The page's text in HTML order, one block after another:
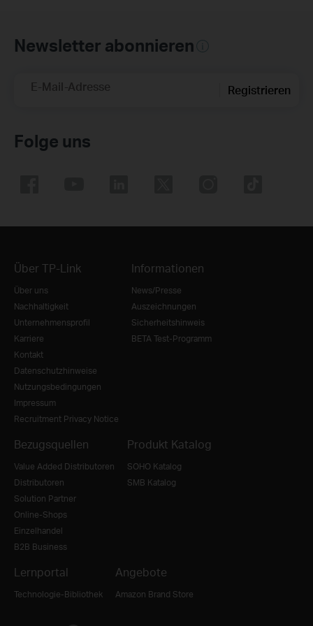
Newsletter abonnieren
E-Mail-Adresse Registrieren
Folge uns
Über TP-Link
Über uns
Nachhaltigkeit
Unternehmensprofil
Karriere
Kontakt
Datenschutzhinweise
Nutzungsbedingungen
Impressum
Recruitment Privacy Notice
Informationen
News/Presse
Auszeichnungen
Sicherheitshinweis
BETA Test-Programm
Bezugsquellen
Value Added Distributoren
Distributoren
Solution Partner
Online-Shops
Einzelhandel
B2B Business
Produkt Katalog
SOHO Katalog
SMB Katalog
Lernportal
Technologie-Bibliothek
Angebote
Amazon Brand Store